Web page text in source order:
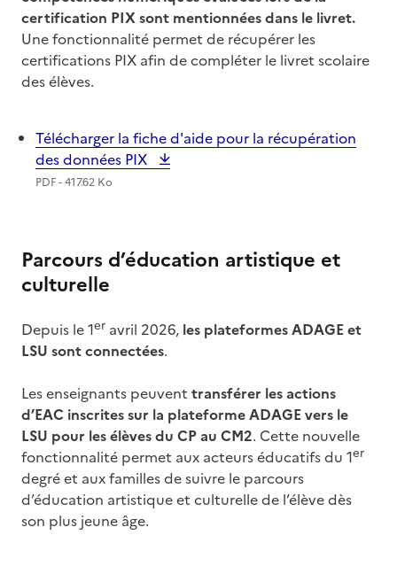
certification PIX sont mentionnées dans le livret.
Une fonctionnalité permet de récupérer les
certifications PIX afin de compléter le livret scolaire
des élèves.
Télécharger la fiche d'aide pour la récupération
des données PIX
PDF - 417.62 Ko
Parcours d’éducation artistique et
culturelle
Depuis le 1er avril 2026, les plateformes ADAGE et
LSU sont connectées.
Les enseignants peuvent transférer les actions
d’EAC inscrites sur la plateforme ADAGE vers le
LSU pour les élèves du CP au CM2. Cette nouvelle
fonctionnalité permet aux acteurs éducatifs du 1er
degré et aux familles de suivre le parcours
d’éducation artistique et culturelle de l’élève dès
son plus jeune âge.